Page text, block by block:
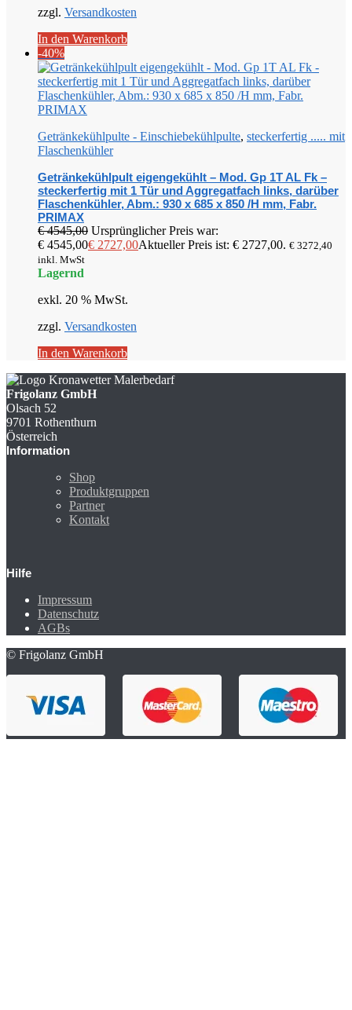
zzgl. Versandkosten
In den Warenkorb
-40%
Getränkekühlpulte - Einschiebekühlpulte, steckerfertig ..... mit
Flaschenkühler
Getränkekühlpult eigengekühlt – Mod. Gp 1T AL Fk –
steckerfertig mit 1 Tür und Aggregatfach links, darüber
Flaschenkühler, Abm.: 930 x 685 x 850 /H mm, Fabr.
PRIMAX
€4545,00 Ursprünglicher Preis war:
€ 4545,00€ 2727,00Aktueller Preis ist: € 2727,00. € 3272,40
inkl. MwSt
Lagernd
exkl. 20 % MwSt.
zzgl. Versandkosten
In den Warenkorb
Frigolanz GmbH
Olsach 52
9701 Rothenthurn
Österreich
Information
Shop
Produktgruppen
Partner
Kontakt
Hilfe
Impressum
Datenschutz
AGBs
© Frigolanz GmbH